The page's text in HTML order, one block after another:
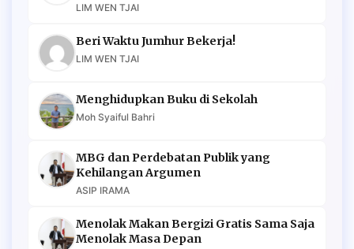
LIM WEN TJAI
Beri Waktu Jumhur Bekerja!
LIM WEN TJAI
Menghidupkan Buku di Sekolah
Moh Syaiful Bahri
MBG dan Perdebatan Publik yang
Kehilangan Argumen
ASIP IRAMA
Menolak Makan Bergizi Gratis Sama Saja
Menolak Masa Depan